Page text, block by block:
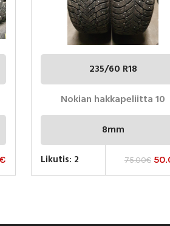
€
235/60 R18
Nokian hakkapeliitta 10
8mm
Likutis: 2 75.00€